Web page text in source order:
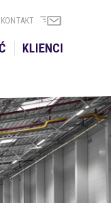
KONTAKT
KLIENCI